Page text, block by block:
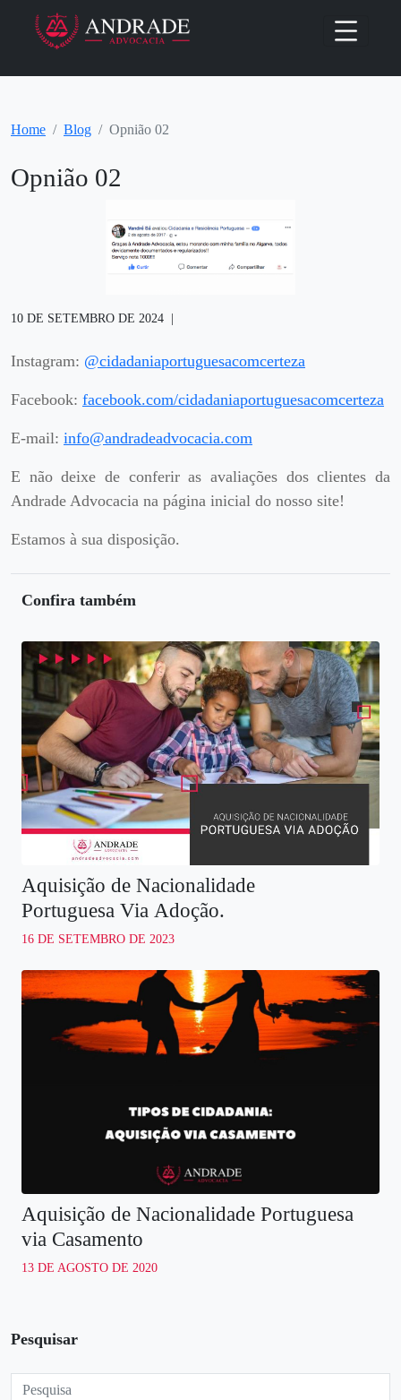
Home Blog Opnião 02
Opnião 02
10 DE SETEMBRO DE 2024
Instagram: @cidadaniaportuguesacomcerteza
Facebook: facebook.com/cidadaniaportuguesacomcerteza
E-mail: info@andradeadvocacia.com
E não deixe de conferir as avaliações dos clientes da
Andrade Advocacia na página inicial do nosso site!
Estamos à sua disposição.
Confira também
Aquisição de Nacionalidade
Portuguesa Via Adoção.
16 DE SETEMBRO DE 2023
Aquisição de Nacionalidade Portuguesa
via Casamento
13 DE AGOSTO DE 2020
Pesquisar